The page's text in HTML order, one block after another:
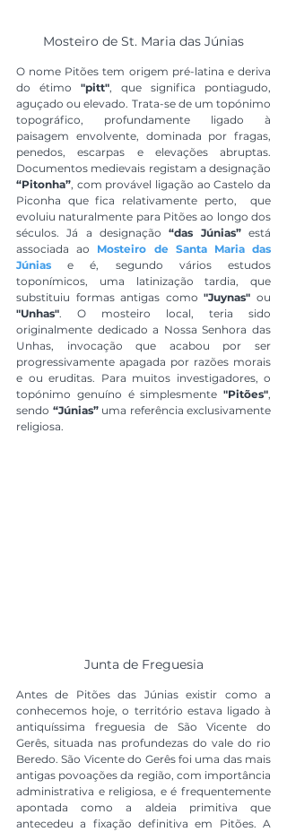
Mosteiro de St. Maria das Júnias
O nome Pitões tem origem pré-latina e deriva
do étimo "pitt", que significa pontiagudo,
aguçado ou elevado. Trata-se de um topónimo
topográfico, profundamente ligado à
paisagem envolvente, dominada por fragas,
penedos, escarpas e elevações abruptas.
“Pitonha”, com provável ligação ao Castelo da
Piconha que fica relativamente perto,  que
evoluiu naturalmente para Pitões ao longo dos
séculos. Já a designação “das Júnias” está
associada ao Mosteiro de Santa Maria das
Júnias e é, segundo vários estudos
toponímicos, uma latinização tardia, que
substituiu formas antigas como "Juynas"
"Unhas". O mosteiro local, teria sido
originalmente dedicado a Nossa Senhora das
Unhas, invocação que acabou por ser
progressivamente apagada por razões morais
e ou eruditas. Para muitos investigadores, o
topónimo genuíno é simplesmente "Pitões",
sendo “Júnias” uma referência exclusivamente
religiosa.
Junta de Freguesia
Antes de Pitões das Júnias existir como a
conhecemos hoje, o território estava ligado à
antiquíssima freguesia de São Vicente do
Gerês, situada nas profundezas do vale do rio
Beredo. São Vicente do Gerês foi uma das mais
antigas povoações da região, com importância
administrativa e religiosa, e é frequentemente
apontada como a aldeia primitiva que
antecedeu a fixação definitiva em Pitões. A